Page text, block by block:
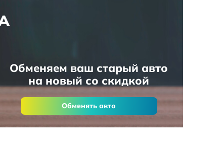
Обменяем ваш старый авто
на новый со скидкой
Обменять авто